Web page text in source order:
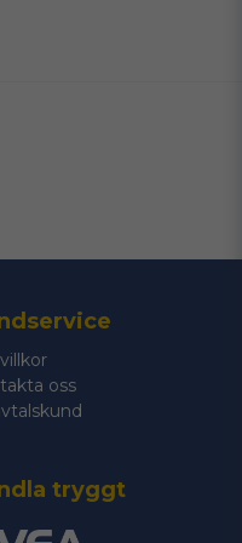
fråga
oss
tryggt